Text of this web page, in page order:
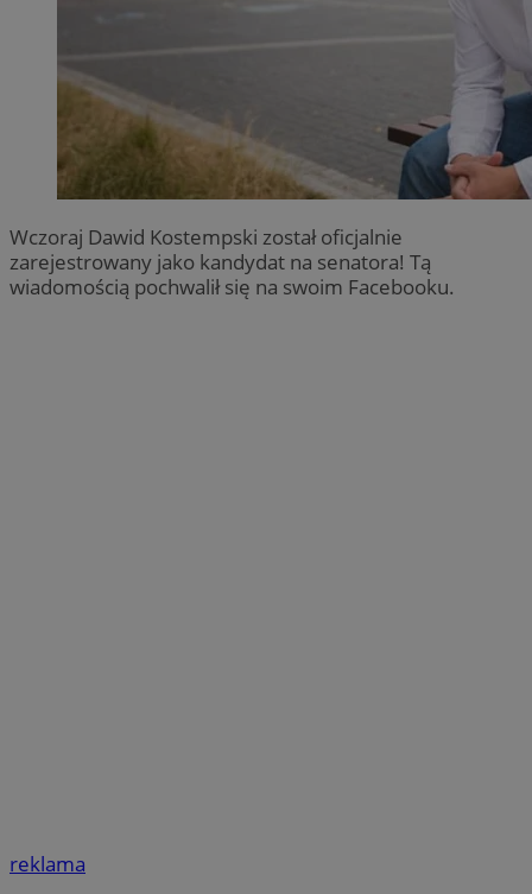
Wczoraj Dawid Kostempski został oficjalnie
zarejestrowany jako kandydat na senatora! Tą
wiadomością pochwalił się na swoim Facebooku.
reklama